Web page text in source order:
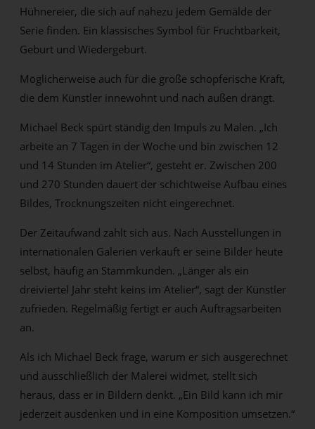
Hühnereier, die sich auf nahezu jedem Gemälde der
Serie finden. Ein klassisches Symbol für Fruchtbarkeit,
Geburt und Wiedergeburt.
Möglicherweise auch für die große schöpferische Kraft,
die dem Künstler innewohnt und nach außen drängt.
Michael Beck spürt ständig den Impuls zu Malen. „Ich
arbeite an 7 Tagen in der Woche und bin zwischen 12
und 14 Stunden im Atelier“, gesteht er. Zwischen 200
und 270 Stunden dauert der schichtweise Aufbau eines
Bildes, Trocknungszeiten nicht eingerechnet.
Der Zeitaufwand zahlt sich aus. Nach Ausstellungen in
internationalen Galerien verkauft er seine Bilder heute
selbst, häufig an Stammkunden. „Länger als ein
dreiviertel Jahr steht keins im Atelier“, sagt der Künstler
zufrieden. Regelmäßig fertigt er auch Auftragsarbeiten
an.
Als ich Michael Beck frage, warum er sich ausgerechnet
und ausschließlich der Malerei widmet, stellt sich
heraus, dass er in Bildern denkt. „Ein Bild kann ich mir
jederzeit ausdenken und in eine Komposition umsetzen.“